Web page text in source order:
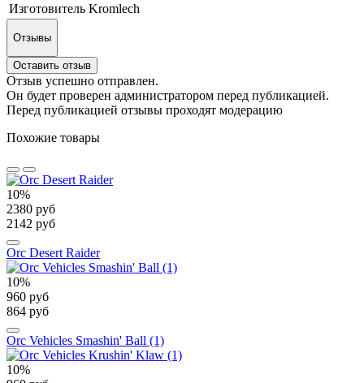
Изготовитель Kromlech
Отзывы
Оставить отзыв
Отзыв успешно отправлен.
Он будет проверен администратором перед публикацией.
Перед публикацией отзывы проходят модерацию
Похожие товары
10%
2380 руб
2142 руб
Orc Desert Raider
10%
960 руб
864 руб
Orc Vehicles Smashin' Ball (1)
10%